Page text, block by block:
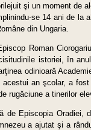
şi un moment de
se 14 ani de la
din Ungaria.
Roman
istoriei, în
odinioară
an şcolar, a
rugăciune a tinerilor
de Episcopia Oradiei,
a ajutat şi a